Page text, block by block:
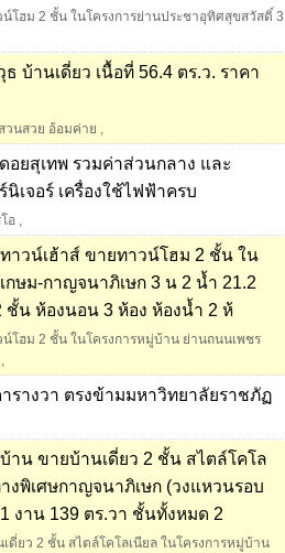
โฮม 2 ชั้น ในโครงการย่านประชาอุทิศสุขสวัสดิ์ 3
บ้านเดี่ยว เนื้อที่ 56.4 ตร.ว. ราคา
นสวย อ้อมค่าย ,
อยสุเทพ รวมค่าส่วนกลาง และ
เจอร์ เครื่องใช้ไฟฟ้าครบ
อ ,
าวน์เฮ้าส์ ขายทาวน์โฮม 2 ชั้น ใน
ษม-กาญจนาภิเษก 3 น 2 น้ำ 21.2
ชั้น ห้องนอน 3 ห้อง ห้องน้ำ 2 ห้
โฮม 2 ชั้น ในโครงการหมู่บ้าน ย่านถนนเพชร
,
รางวา ตรงข้ามมหาวิทยาลัยราชภัฏ
าน ขายบ้านเดี่ยว 2 ชั้น สไตล์โคโล
งพิเศษกาญจนาภิเษก (วงแหวนรอบ
งาน 139 ตร.วา ชั้นทั้งหมด 2
ดี่ยว 2 ชั้น สไตล์โคโลเนียล ในโครงการหมู่บ้าน